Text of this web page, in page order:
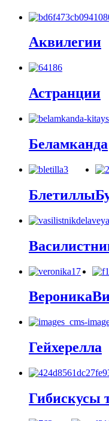
Аквилегии
Астранции
Беламканда
Блетиллы
Вероника
Гейхерелла
Гибискусы